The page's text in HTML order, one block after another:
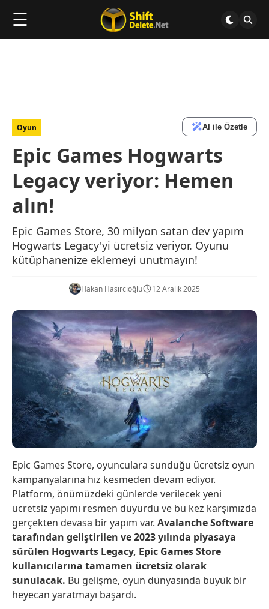
☰
Oyun AI ile Özetle
Epic Games Hogwarts
Legacy veriyor: Hemen
alın!
Epic Games Store, 30 milyon satan dev yapım
Hogwarts Legacy'yi ücretsiz veriyor. Oyunu
kütüphanenize eklemeyi unutmayın!
Hakan Hasırcıoğlu 12 Aralık 2025
Epic Games Store, oyunculara sunduğu ücretsiz oyun
kampanyalarına hız kesmeden devam ediyor.
Platform, önümüzdeki günlerde verilecek yeni
ücretsiz yapımı resmen duyurdu ve bu kez karşımızda
gerçekten devasa bir yapım var. Avalanche Software
tarafından geliştirilen ve 2023 yılında piyasaya
sürülen Hogwarts Legacy, Epic Games Store
kullanıcılarına tamamen ücretsiz olarak
sunulacak. Bu gelişme, oyun dünyasında büyük bir
heyecan yaratmayı başardı.